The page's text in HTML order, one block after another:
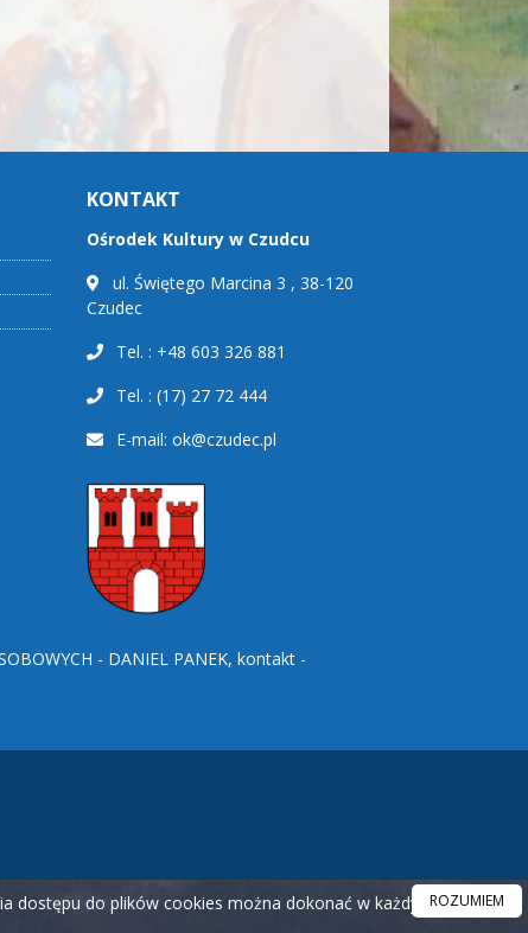
KONTAKT
Ośrodek Kultury w Czudcu
ul. Świętego Marcina 3 , 38-120
Czudec
Tel. : +48 603 326 881
Tel. : (17) 27 72 444
E-mail: ok@czudec.pl
- DANIEL PANEK, kontakt -
dostępu do plików cookies można dokonać w każdym czasie.
ROZUMIEM